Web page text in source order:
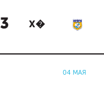
3 Х�
04 МАЯ